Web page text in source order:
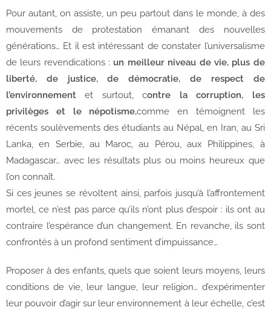
Pour autant, on assiste, un peu partout dans le monde, à des
mouvements de protestation émanant des nouvelles
générations… Et il est intéressant de constater l’universalisme
de leurs revendications : un meilleur niveau de vie, plus de
liberté, de justice, de démocratie, de respect de
l’environnement et surtout, contre la corruption, les
privilèges et le népotisme,comme en témoignent les
récents soulèvements des étudiants au Népal, en Iran, au Sri
Lanka, en Serbie, au Maroc, au Pérou, aux Philippines, à
Madagascar… avec les résultats plus ou moins heureux que
l’on connaît.
Si ces jeunes se révoltent ainsi, parfois jusqu’à l’affrontement
mortel, ce n’est pas parce qu’ils n’ont plus d’espoir : ils ont au
contraire l’espérance d’un changement. En revanche, ils sont
confrontés à un profond sentiment d’impuissance…
Proposer à des enfants, quels que soient leurs moyens, leurs
conditions de vie, leur langue, leur religion… d’expérimenter
leur pouvoir d’agir sur leur environnement à leur échelle, c’est